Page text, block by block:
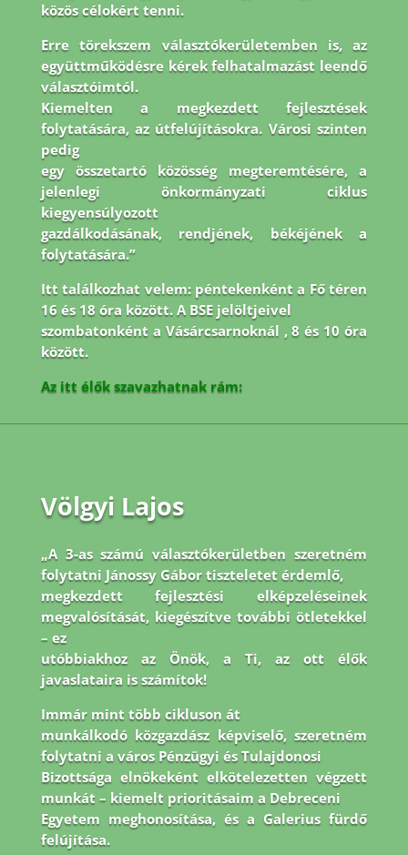
közös célokért tenni.
Erre törekszem választókerületemben is, az
együttműködésre kérek felhatalmazást leendő
választóimtól.
Kiemelten a megkezdett fejlesztések
folytatására, az útfelújításokra. Városi szinten
pedig
egy összetartó közösség megteremtésére, a
jelenlegi önkormányzati ciklus
kiegyensúlyozott
gazdálkodásának, rendjének, békéjének a
folytatására.”
Itt találkozhat velem: péntekenként a Fő téren
16 és 18 óra között. A BSE jelöltjeivel
szombatonként a Vásárcsarnoknál , 8 és 10 óra
között.
Az itt élők szavazhatnak rám:
Völgyi Lajos
„A 3-as számú választókerületben szeretném
folytatni Jánossy Gábor tiszteletet érdemlő,
megkezdett fejlesztési elképzeléseinek
megvalósítását, kiegészítve további ötletekkel
– ez
utóbbiakhoz az Önök, a Ti, az ott élők
javaslataira is számítok!
Immár mint több cikluson át
munkálkodó közgazdász képviselő, szeretném
folytatni a város Pénzügyi és Tulajdonosi
Bizottsága elnökeként elkötelezetten végzett
munkát – kiemelt prioritásaim a Debreceni
Egyetem meghonosítása, és a Galerius fürdő
felújítása.